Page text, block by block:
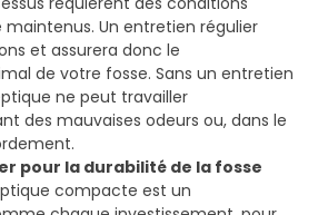
Un entretien régulier
et assurera donc le
de votre fosse. Sans un entretien
ne peut travailler
des mauvaises odeurs ou, dans le
pour la durabilité de la fosse
compacte est un